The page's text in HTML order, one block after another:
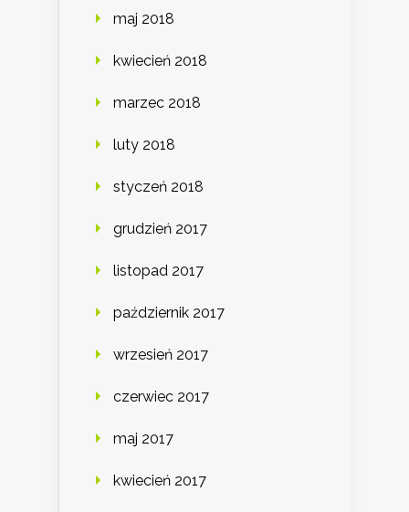
maj 2018
kwiecień 2018
marzec 2018
luty 2018
styczeń 2018
grudzień 2017
listopad 2017
październik 2017
wrzesień 2017
czerwiec 2017
maj 2017
kwiecień 2017